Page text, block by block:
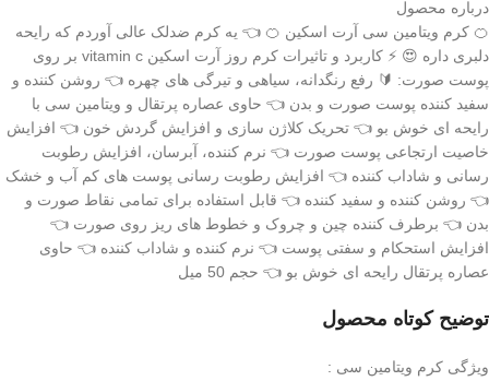
درباره محصول
🍊 کرم ویتامین سی آرت اسکین 🍊 👈 یه کرم ضدلک عالی آوردم که رایحه
دلبری داره 😍 ⚡️ کاربرد و تاثیرات کرم روز آرت اسکین vitamin c بر روی
پوست صورت: 🔰 رفع رنگدانه، سیاهی و تیرگی های چهره 👈 روشن کننده و
سفید کننده پوست صورت و بدن 👈 حاوی عصاره پرتقال و ویتامین سی با
رایحه ای خوش بو 👈 تحریک کلاژن سازی و افزایش گردش خون 👈 افزایش
خاصیت ارتجاعی پوست صورت 👈 نرم کننده، آبرسان، افزایش رطوبت
رسانی و شاداب کننده 👈 افزایش رطوبت رسانی پوست های کم آب و خشک
👈 روشن کننده و سفید کننده 👈 قابل استفاده برای تمامی نقاط صورت و
بدن 👈 برطرف کننده چین و چروک و خطوط های ریز روی صورت 👈
افزایش استحکام و سفتی پوست 👈 نرم کننده و شاداب کننده 👈 حاوی
عصاره پرتقال رایحه ای خوش بو 👈 حجم 50 میل
توضیح کوتاه محصول
ویژگی کرم ویتامین سی :